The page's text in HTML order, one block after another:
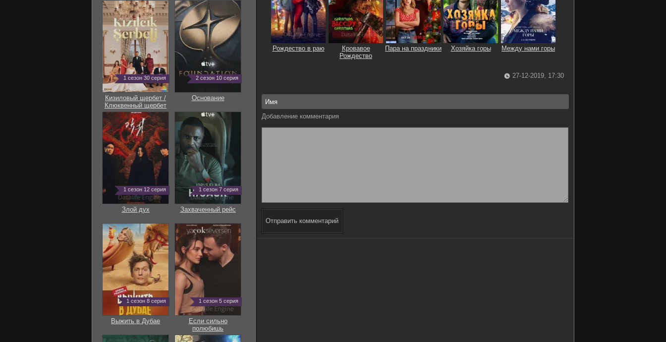
Рождество в раю
Кровавое
Рождество
Пара на праздники Хозяйка горы Между нами горы
27-12-2019, 17:30
Добавление комментария
Отправить комментарий
1 сезон 30 серия
Кизиловый щербет /
Клюквенный щербет
2 сезон 10 серия
Основание
1 сезон 12 серия
Злой дух
1 сезон 7 серия
Захваченный рейс
1 сезон 8 серия
Выжить в Дубае
1 сезон 5 серия
Если сильно
полюбишь